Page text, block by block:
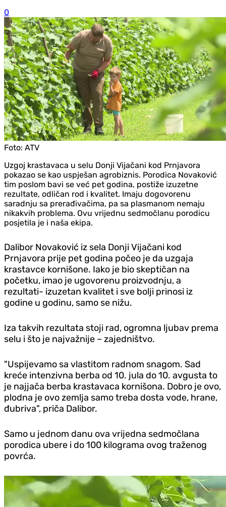
0
Foto: ATV
Uzgoj krastavaca u selu Donji Vijačani kod Prnjavora
pokazao se kao uspješan agrobiznis. Porodica Novaković
tim poslom bavi se već pet godina, postiže izuzetne
rezultate, odličan rod i kvalitet. Imaju dogovorenu
saradnju sa prerađivačima, pa sa plasmanom nemaju
nikakvih problema. Ovu vrijednu sedmočlanu porodicu
posjetila je i naša ekipa.
Dalibor Novaković iz sela Donji Vijačani kod
Prnjavora prije pet godina počeo je da uzgaja
krastavce kornišone. Iako je bio skeptičan na
početku, imao je ugovorenu proizvodnju, a
rezultati- izuzetan kvalitet i sve bolji prinosi iz
godine u godinu, samo se nižu.
Iza takvih rezultata stoji rad, ogromna ljubav prema
selu i što je najvažnije – zajedništvo.
"Uspijevamo sa vlastitom radnom snagom. Sad
kreće intenzivna berba od 10. jula do 10. avgusta to
je najjača berba krastavaca kornišona. Dobro je ovo,
plodna je ovo zemlja samo treba dosta vode, hrane,
đubriva", priča Dalibor.
Samo u jednom danu ova vrijedna sedmočlana
porodica ubere i do 100 kilograma ovog traženog
povrća.